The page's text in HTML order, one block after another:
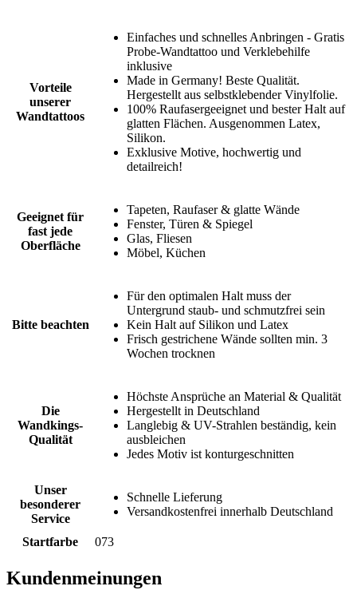
Vorteile
unserer
Wandtattoos
Einfaches und schnelles Anbringen - Gratis
Probe-Wandtattoo und Verklebehilfe
inklusive
Made in Germany! Beste Qualität.
Hergestellt aus selbstklebender Vinylfolie.
100% Raufasergeeignet und bester Halt auf
glatten Flächen. Ausgenommen Latex,
Silikon.
Exklusive Motive, hochwertig und
detailreich!
Geeignet für
fast jede
Oberfläche
Tapeten, Raufaser & glatte Wände
Fenster, Türen & Spiegel
Glas, Fliesen
Möbel, Küchen
Bitte beachten
Für den optimalen Halt muss der
Untergrund staub- und schmutzfrei sein
Kein Halt auf Silikon und Latex
Frisch gestrichene Wände sollten min. 3
Wochen trocknen
Die
Wandkings-
Qualität
Höchste Ansprüche an Material & Qualität
Hergestellt in Deutschland
Langlebig & UV-Strahlen beständig, kein
ausbleichen
Jedes Motiv ist konturgeschnitten
Unser
besonderer
Service
Schnelle Lieferung
Versandkostenfrei innerhalb Deutschland
Startfarbe 073
Kundenmeinungen